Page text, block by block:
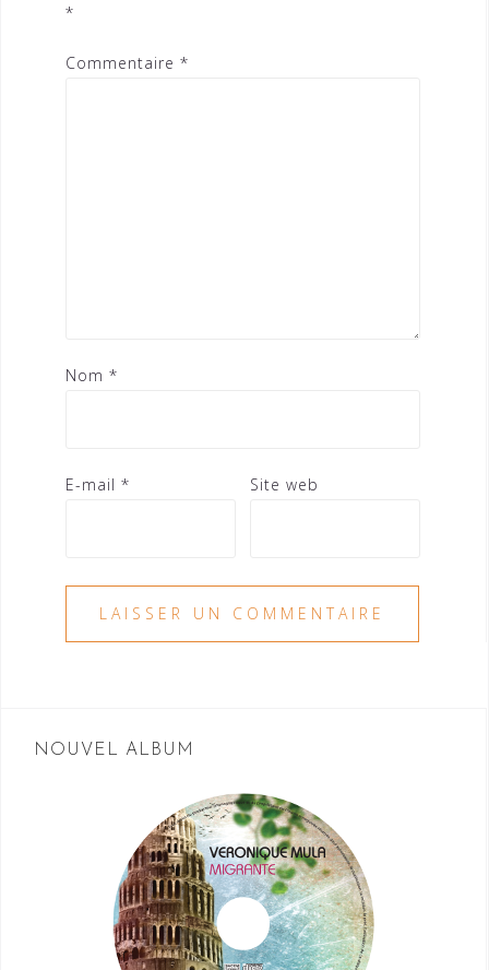
*
Commentaire *
Nom *
E-mail * Site web
NOUVEL ALBUM